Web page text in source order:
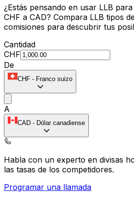
¿Estás pensando en usar LLB
CHF a CAD? Compara LLB tipos
comisiones para descubrir tus
Cantidad
CHF
De
CHF - Franco suizo
A
CAD - Dólar canadiense
Habla con un experto en divisas
las tasas de los competidores.
Programar una llamada